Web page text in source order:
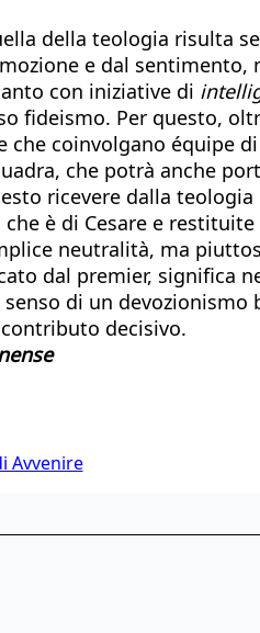
della teologia risulta
e dal
con iniziative di
fideismo. Per questo,
coinvolgano équipe
che potrà anche
ricevere dalla
è di Cesare e
neutralità, ma
dal premier, significa
di un
decisivo.
Avvenire